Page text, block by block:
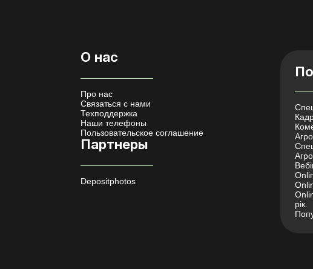
О нас
Про нас
Связаться с нами
Техподдержка
Наши телефоны
Пользовательское соглашение
Партнеры
Depositphotos
рік.